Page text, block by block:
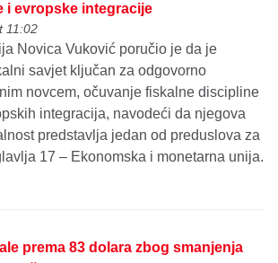
i evropske integracije
11:02
Novica Vuković poručio je da je
savjet ključan za odgovorno
novcem, očuvanje fiskalne discipline
integracija, navodeći da njegova
predstavlja jedan od preduslova za
17 – Ekonomska i monetarna unija.
prema 83 dolara zbog smanjenja